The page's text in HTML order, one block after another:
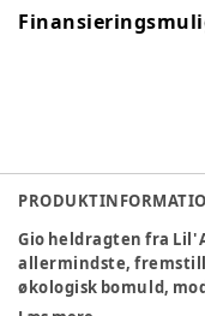
Gio heldragten fra Lil'
allermindste,
økologisk bomuld,
og i skridtet bliver